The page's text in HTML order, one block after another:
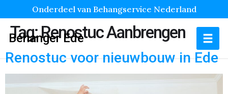
Onderdeel van Behangservice Nederland
Behanger Ede
Tag:Renostuc Aanbrengen
Renostuc voor nieuwbouw in Ede